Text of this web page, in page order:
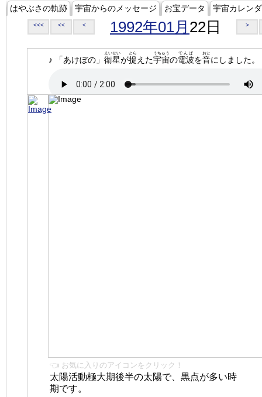
はやぶさの軌跡 宇宙からのメッセージ お宝データ 宇宙カレン
<<< << < 1992年01月 22日 >
♪ 「あけぼの」 衛星
えいせい
が捉
とら
えた宇宙
うちゅう
の電波
でんぱ
を音
おと
にしました。
👈 お気に入りのアイコンをクリック！
太陽活動極大期後半の太陽で、黒点が多い時
期です。